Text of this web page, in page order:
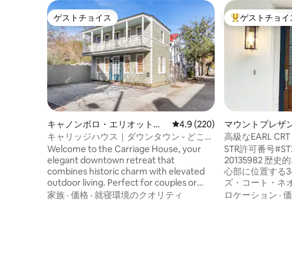
ゲストチョイス
ゲストチョイス
キャノンボロ・エリオットボ
ロの一軒家
レビュー220件、5つ星中4.9
4.9 (220)
キャリッジハウス｜ダウンタウン - どこへ
でも歩いて行けます！
Welcome to the Carriage House, your
elegant downtown retreat that
combines historic charm with elevated
outdoor living. Perfect for couples or
small groups wanting privacy, style, and
家族 · 価格 · 就寝環境のクオリティ
大好評のゲスト
ゲストチョイ
マウントプレザ
高級なEARL
シェムクリーク
STR許可番号
20135982 歴史的なオールドビレッジの中
心部に位置する
ズ・コート・ネ
ケールホームは
ロケーション ·